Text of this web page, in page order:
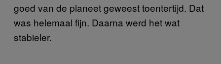
goed van de planeet geweest toentertijd. Dat
was helemaal fijn. Daarna werd het wat
stabieler.